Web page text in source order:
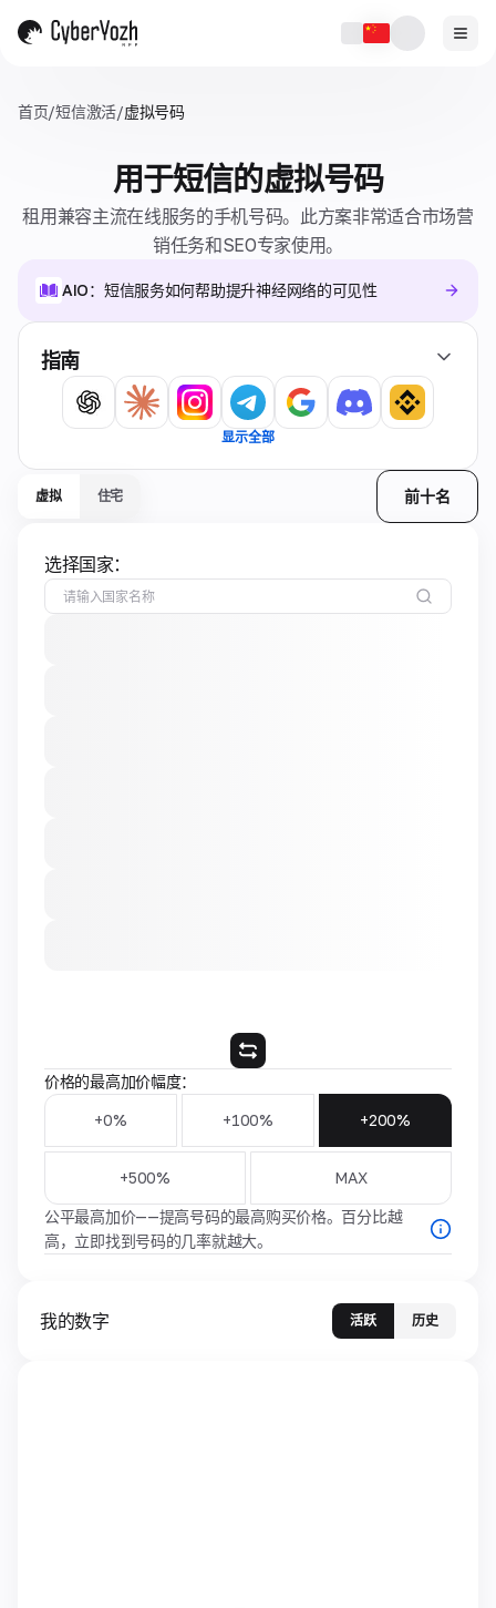
首页/短信激活/虚拟号码
用于短信的虚拟号码
租用兼容主流在线服务的手机号码。此方案非常适合市场营
销任务和SEO专家使用。
AIO：短信服务如何帮助提升神经网络的可见性
指南
显示全部
虚拟 住宅 前十名
选择国家：
价格的最高加价幅度：
+0% +100% +200%
+500% MAX
公平最高加价——提高号码的最高购买价格。百分比越
高，立即找到号码的几率就越大。
我的数字 活跃 历史